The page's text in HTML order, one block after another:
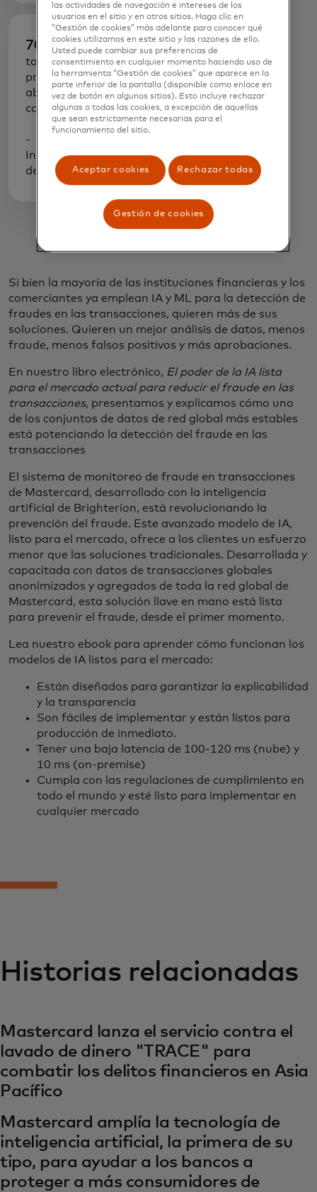
70%
tasa
promedio de
abandono de
carritos
-
Investigación
de Baymard
Si bien la mayoría de las instituciones financieras y los
comerciantes ya emplean IA y ML para la detección de
fraudes en las transacciones, quieren más de sus
soluciones. Quieren un mejor análisis de datos, menos
fraude, menos falsos positivos y más aprobaciones.
En nuestro libro electrónico, El poder de la IA lista
para el mercado actual para reducir el fraude en las
transacciones, presentamos y explicamos cómo uno
de los conjuntos de datos de red global más estables
está potenciando la detección del fraude en las
transacciones
El sistema de monitoreo de fraude en transacciones
de Mastercard, desarrollado con la inteligencia
artificial de Brighterion, está revolucionando la
prevención del fraude. Este avanzado modelo de IA,
listo para el mercado, ofrece a los clientes un esfuerzo
menor que las soluciones tradicionales. Desarrollada y
capacitada con datos de transacciones globales
anonimizados y agregados de toda la red global de
Mastercard, esta solución llave en mano está lista
para prevenir el fraude, desde el primer momento.
Lea nuestro ebook para aprender cómo funcionan los
modelos de IA listos para el mercado:
Están diseñados para garantizar la explicabilidad
y la transparencia
Son fáciles de implementar y están listos para
producción de inmediato.
Tener una baja latencia de 100-120 ms (nube) y
10 ms (on-premise)
Cumpla con las regulaciones de cumplimiento en
todo el mundo y esté listo para implementar en
cualquier mercado
Historias relacionadas
Mastercard lanza el servicio contra el
lavado de dinero "TRACE" para
combatir los delitos financieros en Asia
Pacífico
Mastercard amplía la tecnología de
inteligencia artificial, la primera de su
tipo, para ayudar a los bancos a
proteger a más consumidores de
las actividades de navegación e intereses de los
usuarios en el sitio y en otros sitios. Haga clic en
“Gestión de cookies” más adelante para conocer qué
cookies utilizamos en este sitio y las razones de ello.
Usted puede cambiar sus preferencias de
consentimiento en cualquier momento haciendo uso de
la herramienta “Gestión de cookies” que aparece en la
parte inferior de la pantalla (disponible como enlace en
vez de botón en algunos sitios). Esto incluye rechazar
algunas o todas las cookies, a excepción de aquellas
que sean estrictamente necesarias para el
funcionamiento del sitio.
Aceptar cookies Rechazar todas
Gestión de cookies